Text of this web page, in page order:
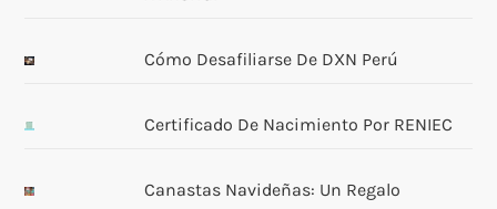
Cómo Desafiliarse De DXN Perú
Certificado De Nacimiento Por RENIEC
Canastas Navideñas: Un Regalo